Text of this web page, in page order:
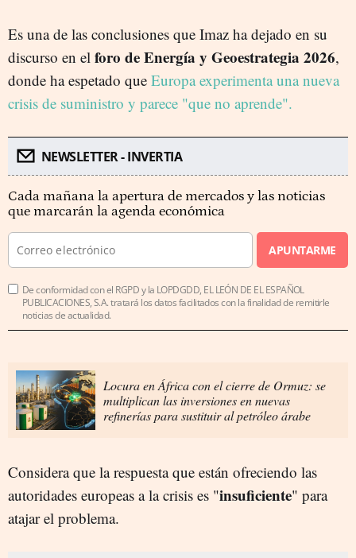
Es una de las conclusiones que Imaz ha dejado en su
discurso en el foro de Energía y Geoestrategia 2026,
donde ha espetado que Europa experimenta una nueva
crisis de suministro y parece "que no aprende".
NEWSLETTER - INVERTIA
Cada mañana la apertura de mercados y las noticias
que marcarán la agenda económica
APUNTARME
De conformidad con el RGPD y la LOPDGDD, EL LEÓN DE EL ESPAÑOL
PUBLICACIONES, S.A. tratará los datos facilitados con la finalidad de remitirle
noticias de actualidad.
Locura en África con el cierre de Ormuz: se
multiplican las inversiones en nuevas
refinerías para sustituir al petróleo árabe
Considera que la respuesta que están ofreciendo las
autoridades europeas a la crisis es "insuficiente" para
atajar el problema.